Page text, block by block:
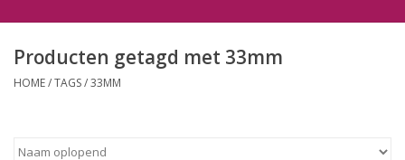
FAQ
Producten getagd met 33mm
HOME/TAGS/33MM